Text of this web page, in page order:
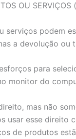
OU
serviços podem
a devolução
para
monitor do
mas não
usar esse direito
de produtos